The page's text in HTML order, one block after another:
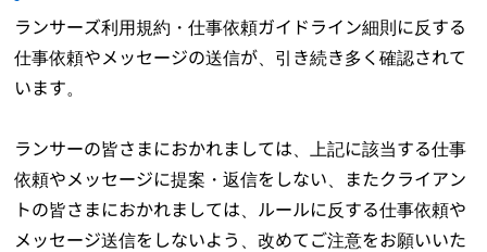
ランサーズ利用規約・仕事依頼ガイドライン細則に反する
仕事依頼やメッセージの送信が、引き続き多く確認されて
います。
ランサーの皆さまにおかれましては、上記に該当する仕事
依頼やメッセージに提案・返信をしない、またクライアン
トの皆さまにおかれましては、ルールに反する仕事依頼や
メッセージ送信をしないよう、改めてご注意をお願いいた